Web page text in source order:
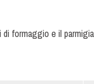
formaggio e il